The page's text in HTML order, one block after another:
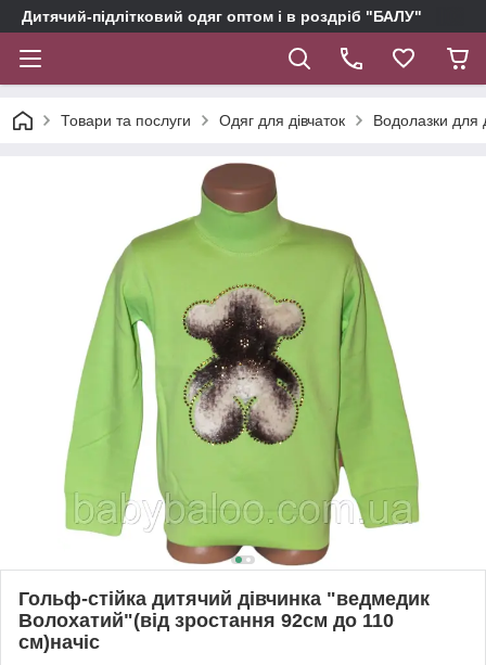
Дитячий-підлітковий одяг оптом і в роздріб "БАЛУ"
Товари та послуги Одяг для дівчаток Водолазки для
Гольф-стійка дитячий дівчинка "ведмедик
Волохатий"(від зростання 92см до 110
см)начіс